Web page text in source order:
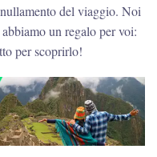
del viaggio. Noi
abbiamo un regalo per voi:
per scoprirlo!